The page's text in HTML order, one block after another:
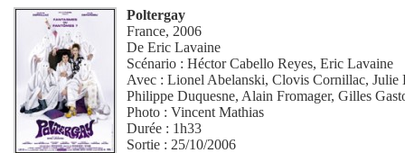
Poltergay
France, 2006
DeEric Lavaine
Scénario :Héctor Cabello Reyes,Eric Lavaine
Avec :Lionel Abelanski,Clovis Cornillac,Julie
Philippe Duquesne, Alain Fromager,Gilles
Photo :Vincent Mathias
Durée : 1h33
Sortie : 25/10/2006